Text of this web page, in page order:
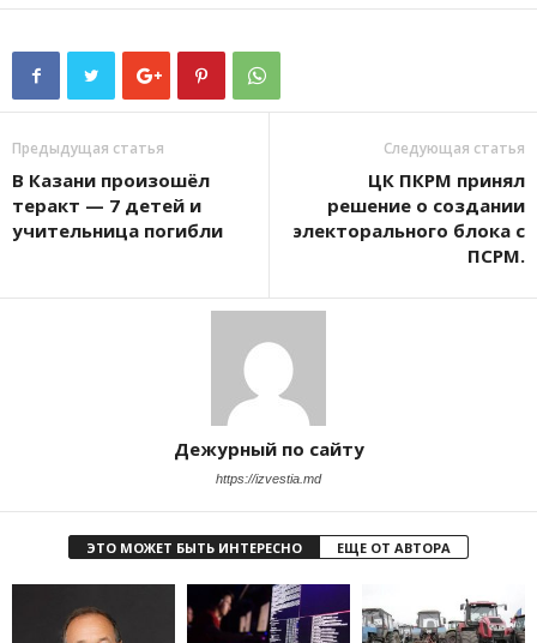
Предыдущая статья
В Казани произошёл
теракт — 7 детей и
учительница погибли
Следующая статья
ЦК ПКРМ принял
решение о создании
электорального блока с
ПСРМ.
Дежурный по сайту
https://izvestia.md
ЭТО МОЖЕТ БЫТЬ ИНТЕРЕСНО ЕЩЕ ОТ АВТОРА